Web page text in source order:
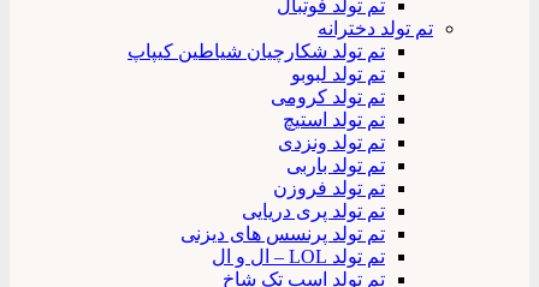
تم تولد فوتبال
تم تولد دخترانه
تم تولد شکارچیان شیاطین کیپاپ
تم تولد لبوبو
تم تولد کرومی
تم تولد استیچ
تم تولد ونزدی
تم تولد باربی
تم تولد فروزن
تم تولد پری دریایی
تم تولد پرنسس های دیزنی
تم تولد LOL – ال و ال
تم تولد اسب تک شاخ